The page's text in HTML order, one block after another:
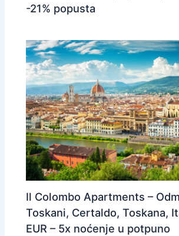
-21% popusta
Il Colombo Apartments –
Toskani, Certaldo, Toskana,
EUR – 5x noćenje u potpuno